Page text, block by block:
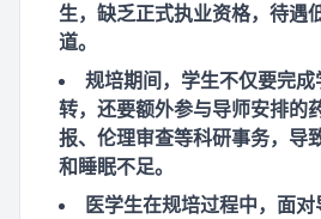
生，缺乏正式执业资格，待遇
道。
规培期间，学生不仅要完
转，还要额外参与导师安排的
报、伦理审查等科研事务，导
和睡眠不足。
医学生在规培过程中，面